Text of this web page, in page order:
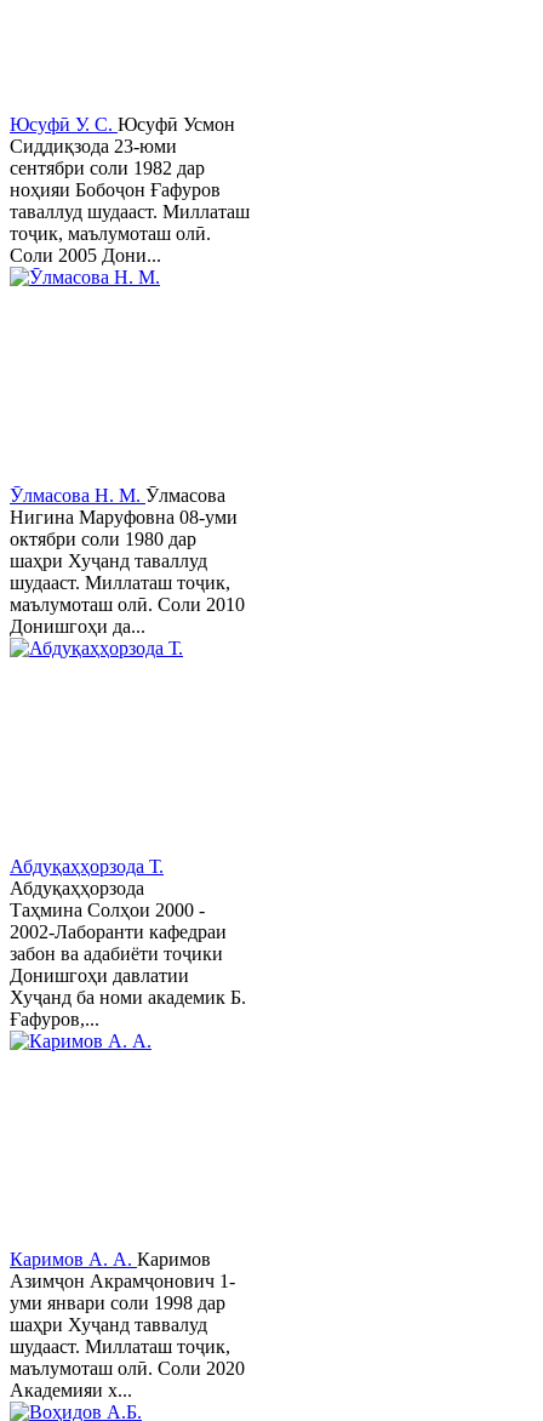
Юсуфӣ У. C. Юсуфӣ Усмон
Сиддиқзода 23-юми
сентябри соли 1982 дар
ноҳияи Бобоҷон Ғафуров
таваллуд шудааст. Миллаташ
тоҷик, маълумоташ олӣ.
Соли 2005 Дони...
Ӯлмасова Н. М. Ӯлмасова
Нигина Маруфовна 08-уми
октябри соли 1980 дар
шаҳри Хуҷанд таваллуд
шудааст. Миллаташ тоҷик,
маълумоташ олӣ. Соли 2010
Донишгоҳи да...
Абдуқаҳҳорзода Т.
Абдуқаҳҳорзода
Таҳмина Солҳои 2000 -
2002-Лаборанти кафедраи
забон ва адабиёти тоҷики
Донишгоҳи давлатии
Хуҷанд ба номи академик Б.
Ғафуров,...
Каримов А. А. Каримов
Азимҷон Акрамҷонович 1-
уми январи соли 1998 дар
шаҳри Хуҷанд таввалуд
шудааст. Миллаташ тоҷик,
маълумоташ олӣ. Соли 2020
Академияи х...